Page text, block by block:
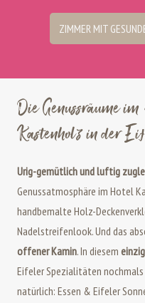
ZIMMER MIT
Die Genussräume
Kastenholz in der
Urig-gemütlich und luftig
Genussatmosphäre im Hotel
handbemalte Holz-
Nadelstreifenlook. Und das
offener Kamin. In diesem
Eifeler Spezialitäten
natürlich: Essen & Eifeler